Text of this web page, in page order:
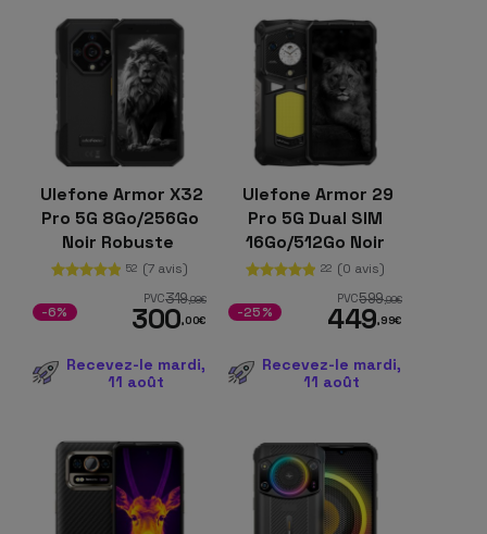
Ulefone Armor X32
Pro 5G 8Go/256Go
Noir Robuste
52 (7 avis)
PVC319,98€
300,00€
-6%
Recevez-le mardi,
11 août
Ulefone Armor 29
Pro 5G Dual SIM
16Go/512Go Noir
Robuste
22 (0 avis)
PVC599,99€
449,99€
-25%
Recevez-le mardi,
11 août